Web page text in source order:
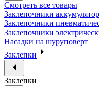
Смотреть все товары
Заклепочники
Заклепочники
Заклепочники
Насадки на шуруповерт
Заклепки
Заклепки